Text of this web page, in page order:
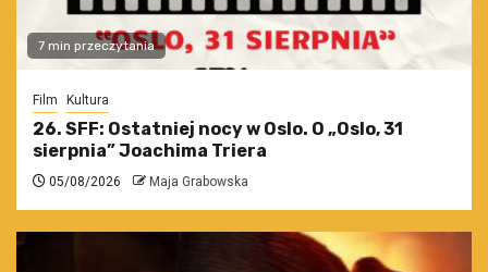
7 min przeczytania
Film Kultura
26. SFF: Ostatniej nocy w Oslo. O „Oslo, 31
sierpnia” Joachima Triera
05/08/2026 Maja Grabowska